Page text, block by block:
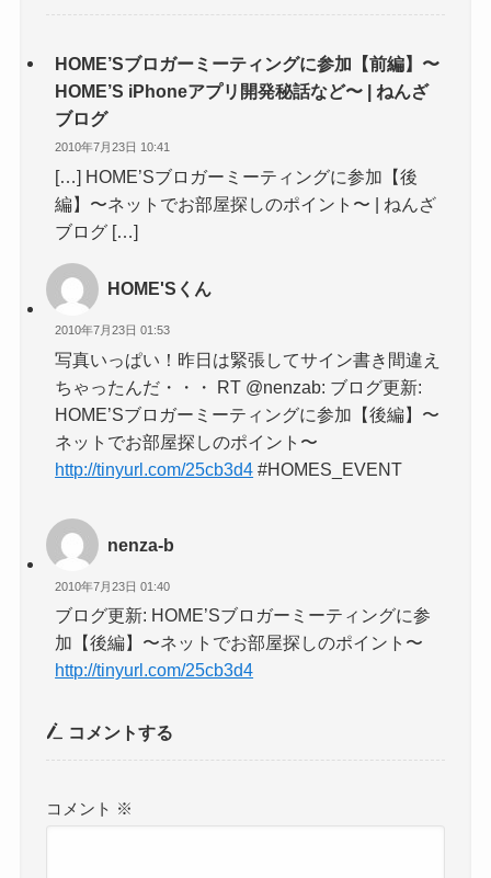
HOME’Sブロガーミーティングに参加【前編】〜
HOME’S iPhoneアプリ開発秘話など〜 | ねんざ
ブログ
2010年7月23日 10:41
[…] HOME’Sブロガーミーティングに参加【後
編】〜ネットでお部屋探しのポイント〜 | ねんざ
ブログ […]
HOME'Sくん
2010年7月23日 01:53
写真いっぱい！昨日は緊張してサイン書き間違え
ちゃったんだ・・・ RT @nenzab: ブログ更新:
HOME’Sブロガーミーティングに参加【後編】〜
ネットでお部屋探しのポイント〜
http://tinyurl.com/25cb3d4 #HOMES_EVENT
nenza-b
2010年7月23日 01:40
ブログ更新: HOME’Sブロガーミーティングに参
加【後編】〜ネットでお部屋探しのポイント〜
http://tinyurl.com/25cb3d4
コメントする
コメント ※